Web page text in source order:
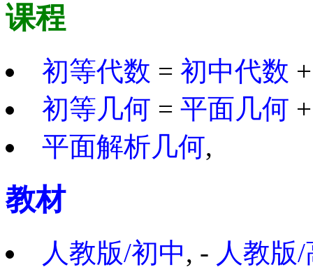
课程
初等代数 =初中代数
初等几何 =平面几何
平面解析几何,
教材
人教版/初中, - 人教版